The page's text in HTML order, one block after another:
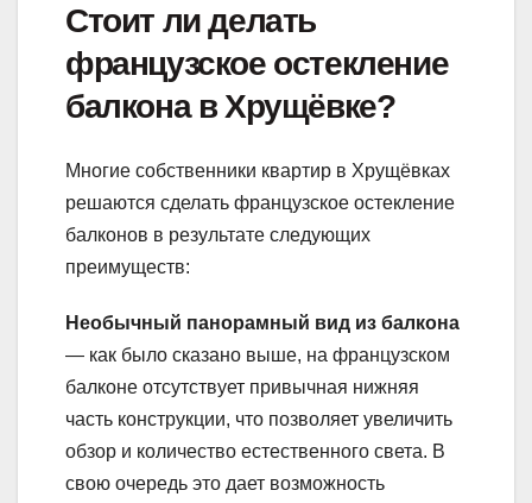
Стоит ли делать
французское остекление
балкона в Хрущёвке?
Многие собственники квартир в Хрущёвках
решаются сделать французское остекление
балконов в результате следующих
преимуществ:
Необычный панорамный вид из балкона
— как было сказано выше, на французском
балконе отсутствует привычная нижняя
часть конструкции, что позволяет увеличить
обзор и количество естественного света. В
свою очередь это дает возможность